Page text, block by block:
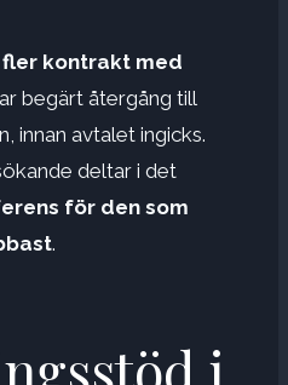
fler kontrakt med
begärt återgång till
innan avtalet ingicks.
deltar i det
för den som
.
i